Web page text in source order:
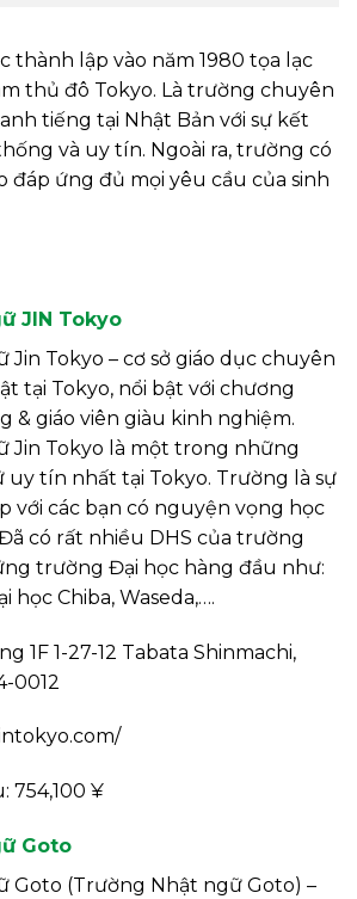
thành lập vào năm 1980 tọa lạc
thủ đô Tokyo. Là trường chuyên
tiếng tại Nhật Bản với sự kết
và uy tín. Ngoài ra, trường có
đáp ứng đủ mọi yêu cầu của sinh
JIN Tokyo
Tokyo – cơ sở giáo dục chuyên
tại Tokyo, nổi bật với chương
& giáo viên giàu kinh nghiệm.
Jin Tokyo là một trong những
tín nhất tại Tokyo. Trường là sự
với các bạn có nguyện vọng học
có rất nhiều DHS của trường
trường Đại học hàng đầu như:
học Chiba, Waseda,….
1F 1-27-12 Tabata Shinmachi,
0012
754,100 ¥
Goto
Goto (Trường Nhật ngữ Goto) –